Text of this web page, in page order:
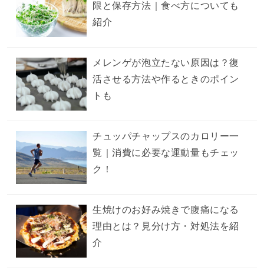
限と保存方法｜食べ方についても
紹介
メレンゲが泡立たない原因は？復
活させる方法や作るときのポイン
トも
チュッパチャップスのカロリー一
覧｜消費に必要な運動量もチェッ
ク！
生焼けのお好み焼きで腹痛になる
理由とは？見分け方・対処法を紹
介